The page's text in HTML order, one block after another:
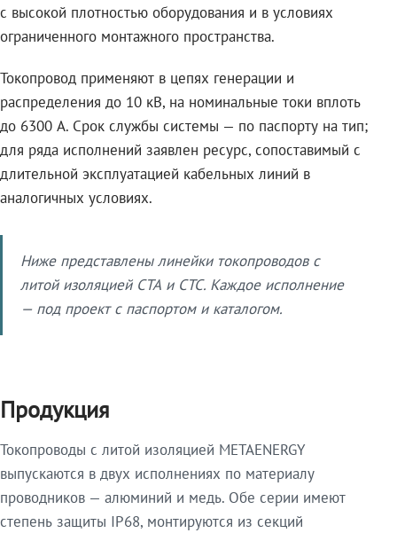
с высокой плотностью оборудования и в условиях
ограниченного монтажного пространства.
Токопровод применяют в цепях генерации и
распределения до 10 кВ, на номинальные токи вплоть
до 6300 А. Срок службы системы — по паспорту на тип;
для ряда исполнений заявлен ресурс, сопоставимый с
длительной эксплуатацией кабельных линий в
аналогичных условиях.
Ниже представлены линейки токопроводов с
литой изоляцией СТА и СТС. Каждое исполнение
— под проект с паспортом и каталогом.
Продукция
Токопроводы с литой изоляцией METAENERGY
выпускаются в двух исполнениях по материалу
проводников — алюминий и медь. Обе серии имеют
степень защиты IP68, монтируются из секций